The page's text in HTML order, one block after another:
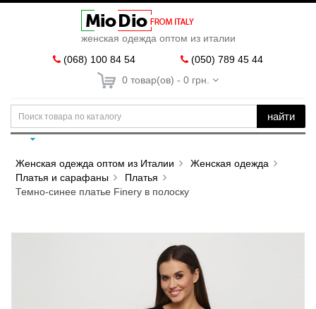
женская одежда оптом из италии
(068) 100 84 54
(050) 789 45 44
0 товар(ов) - 0 грн.
найти
Женская одежда оптом из Италии
Женская одежда
Платья и сарафаны
Платья
Темно-синее платье Finery в полоску